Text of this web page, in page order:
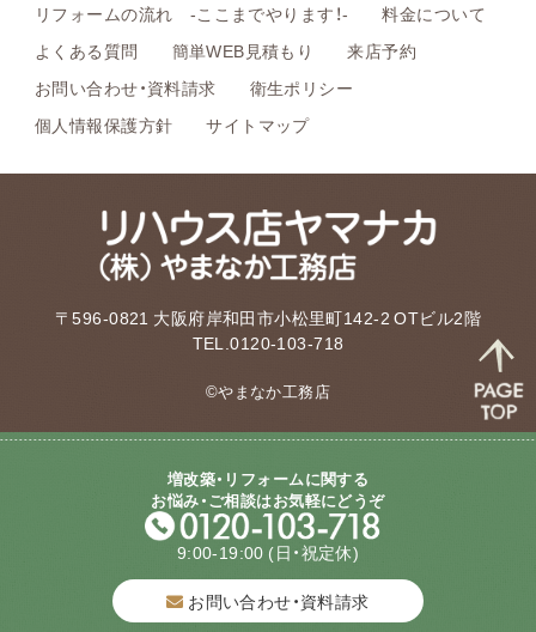
リフォームの流れ -ここまでやります！-
料金について
よくある質問
簡単WEB見積もり
来店予約
お問い合わせ・資料請求
衛生ポリシー
個人情報保護方針
サイトマップ
〒596-0821 大阪府岸和田市小松里町142-2 OTビル2階
TEL.0120-103-718
©やまなか工務店
増改築・リフォームに関する
お悩み・ご相談はお気軽にどうぞ
9:00-19:00 (日・祝定休)
お問い合わせ・資料請求